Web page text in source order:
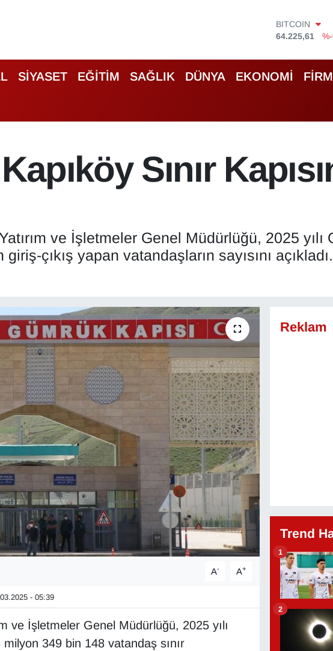
64.225,61
DOLAR
47,7143
55,0317
STERLİN
SİYASET EĞİTİM SAĞLIK DÜNYA EKONOMİ
Sınır
ve İşletmeler Genel Müdürlüğü, 2025 yılı
giriş-çıkış yapan vatandaşların sayısını
A- A+
- 05:39
ve İşletmeler Genel Müdürlüğü, 2025 yılı
349 bin 148 vatandaş sınır
Reklam
Trend
1
2